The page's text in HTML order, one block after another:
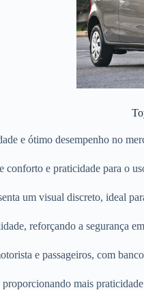
e ótimo desempenho no
conforto e praticidade para o
um visual discreto, ideal
reforçando a segurança
e passageiros, com
mais